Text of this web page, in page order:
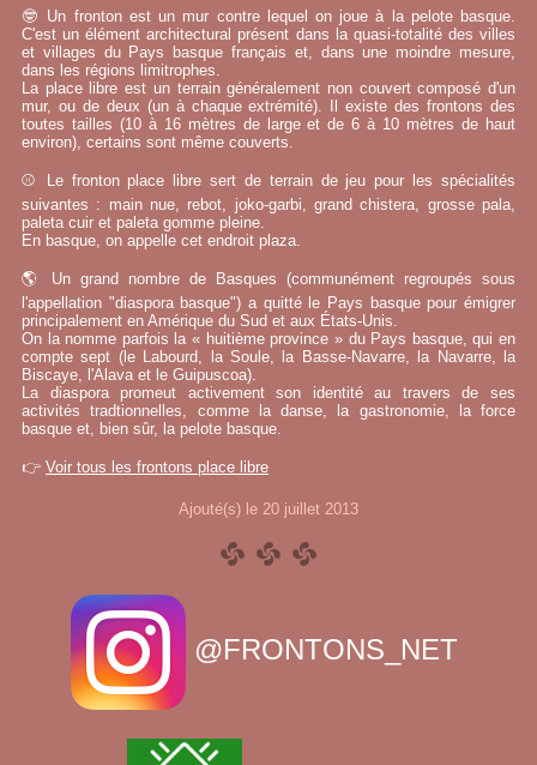
🤓 Un fronton est un mur contre lequel on joue à la pelote basque.
C'est un élément architectural présent dans la quasi-totalité des villes
et villages du Pays basque français et, dans une moindre mesure,
dans les régions limitrophes.
La place libre est un terrain généralement non couvert composé d'un
mur, ou de deux (un à chaque extrémité). Il existe des frontons des
toutes tailles (10 à 16 mètres de large et de 6 à 10 mètres de haut
environ), certains sont même couverts.
⚾ Le fronton place libre sert de terrain de jeu pour les spécialités
suivantes : main nue, rebot, joko-garbi, grand chistera, grosse pala,
paleta cuir et paleta gomme pleine.
En basque, on appelle cet endroit plaza.
🌎 Un grand nombre de Basques (communément regroupés sous
l'appellation "diaspora basque") a quitté le Pays basque pour émigrer
principalement en Amérique du Sud et aux États-Unis.
On la nomme parfois la « huitième province » du Pays basque, qui en
compte sept (le Labourd, la Soule, la Basse-Navarre, la Navarre, la
Biscaye, l'Alava et le Guipuscoa).
La diaspora promeut activement son identité au travers de ses
activités tradtionnelles, comme la danse, la gastronomie, la force
basque et, bien sûr, la pelote basque.
👉 Voir tous les frontons place libre
Ajouté(s) le 20 juillet 2013
@FRONTONS_NET